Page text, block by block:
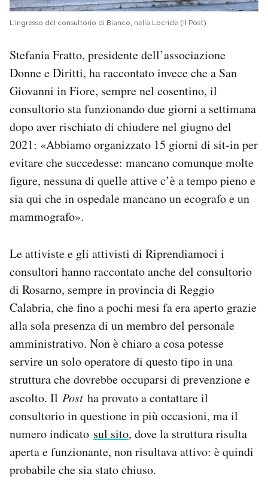
L’ingresso del consultorio di Bianco, nella Locride (Il Post)
Stefania Fratto, presidente dell’associazione
Donne e Diritti, ha raccontato invece che a San
Giovanni in Fiore, sempre nel cosentino, il
consultorio sta funzionando due giorni a settimana
dopo aver rischiato di chiudere nel giugno del
2021: «Abbiamo organizzato 15 giorni di sit-in per
evitare che succedesse: mancano comunque molte
figure, nessuna di quelle attive c’è a tempo pieno e
sia qui che in ospedale mancano un ecografo e un
mammografo».
Le attiviste e gli attivisti di Riprendiamoci i
consultori hanno raccontato anche del consultorio
di Rosarno, sempre in provincia di Reggio
Calabria, che fino a pochi mesi fa era aperto grazie
alla sola presenza di un membro del personale
amministrativo. Non è chiaro a cosa potesse
servire un solo operatore di questo tipo in una
struttura che dovrebbe occuparsi di prevenzione e
ascolto. Il Post ha provato a contattare il
consultorio in questione in più occasioni, ma il
numero indicato sul sito, dove la struttura risulta
aperta e funzionante, non risultava attivo: è quindi
probabile che sia stato chiuso.